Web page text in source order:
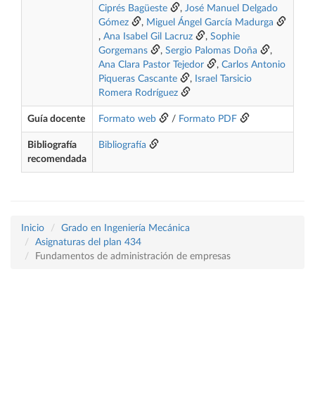
Ciprés Bagüeste
, José Manuel Delgado
Gómez
, Miguel Ángel García Madurga
, Ana Isabel Gil Lacruz , Sophie
Gorgemans
, Sergio Palomas Doña
,
Ana Clara Pastor Tejedor
, Carlos Antonio
Piqueras Cascante
, Israel Tarsicio
Romera Rodríguez
Guía docente Formato web / Formato PDF
Bibliografía
recomendada
Bibliografía
Inicio
Grado en Ingeniería Mecánica
Asignaturas del plan 434
Fundamentos de administración de empresas